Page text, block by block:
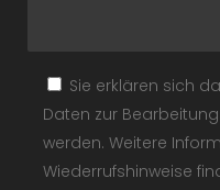
Sie erklären sich
Daten zur
werden. Weitere
Wiederrufshinweise